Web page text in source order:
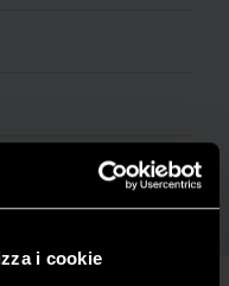
i cookie